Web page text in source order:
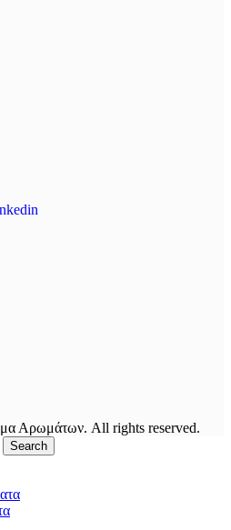
Αρωμάτων. All rights reserved.
Search